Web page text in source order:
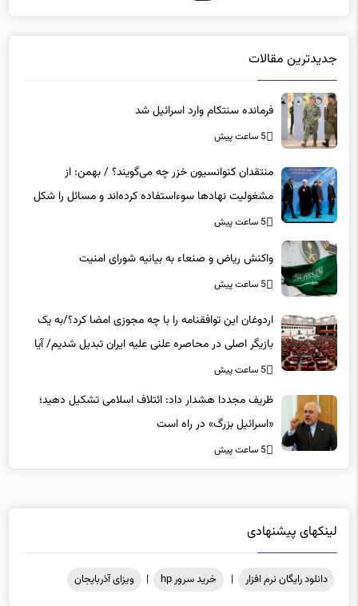
فرمانده سنتکام وارد اسرائیل شد
5 ساعت پیش
مشغولیت نهادها سوءاستفاده کرده‌اند و مسائل را شکل
دیگر نشان می‌دهند / رسانه‌ها را از نقد منع کرده‌اند
5 ساعت پیش
5 ساعت پیش
بازیگر اصلی در محاصره علنی علیه ایران تبدیل شدیم/ آیا
می‌خواهیم وارد جنگ با تهران شویم؟
5 ساعت پیش
ظریف مجددا هشدار داد: ائتلاف اسلامی تشکیل دهید؛
«اسرائیل بزرگ» در راه است
5 ساعت پیش
دانلود رایگان نرم افزار